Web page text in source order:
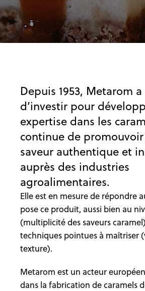
Depuis 1953, Metarom
d’investir pour
expertise dans les
continue de
saveur authentique et
auprès des industries
agroalimentaires.
Elle est en mesure de répondre
pose ce produit, aussi bien au
(multiplicité des saveurs
techniques pointues à maîtriser
texture).
Metarom est un acteur
dans la fabrication de caramels